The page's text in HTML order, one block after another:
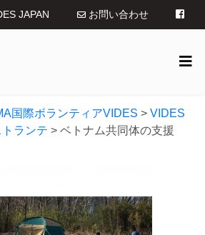
JAPAN お問い合わせ
国際ボランティアVIDES > VIDES
トランテ > ベトナム共同体の支援